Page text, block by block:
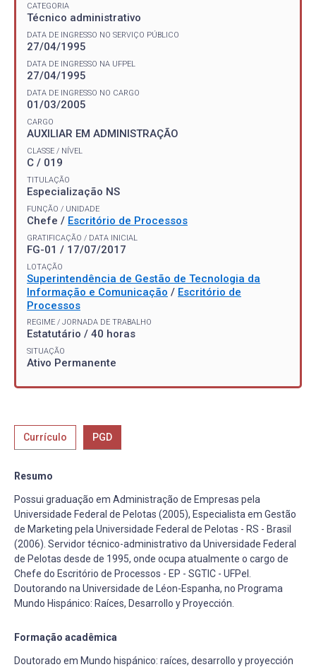
CATEGORIA
Técnico administrativo
DATA DE INGRESSO NO SERVIÇO PÚBLICO
27/04/1995
DATA DE INGRESSO NA UFPEL
27/04/1995
DATA DE INGRESSO NO CARGO
01/03/2005
CARGO
AUXILIAR EM ADMINISTRAÇÃO
CLASSE / NÍVEL
C / 019
TITULAÇÃO
Especialização NS
FUNÇÃO / UNIDADE
Chefe / Escritório de Processos
GRATIFICAÇÃO / DATA INICIAL
FG-01 / 17/07/2017
LOTAÇÃO
Superintendência de Gestão de Tecnologia da
Informação e Comunicação / Escritório de
Processos
REGIME / JORNADA DE TRABALHO
Estatutário / 40 horas
SITUAÇÃO
Ativo Permanente
Currículo PGD
Resumo
Possui graduação em Administração de Empresas pela
Universidade Federal de Pelotas (2005), Especialista em Gestão
de Marketing pela Universidade Federal de Pelotas - RS - Brasil
(2006). Servidor técnico-administrativo da Universidade Federal
de Pelotas desde de 1995, onde ocupa atualmente o cargo de
Chefe do Escritório de Processos - EP - SGTIC - UFPel.
Doutorando na Universidade de Léon-Espanha, no Programa
Mundo Hispánico: Raíces, Desarrollo y Proyección.
Formação acadêmica
Doutorado em Mundo hispánico: raíces, desarrollo y proyección